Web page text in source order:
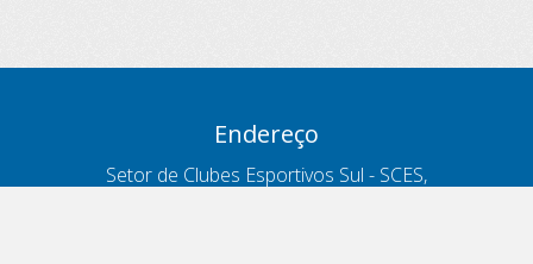
Endereço
Setor de Clubes Esportivos Sul - SCES,